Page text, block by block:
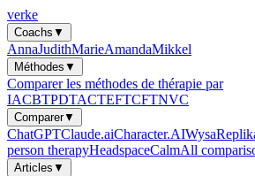
verke
Coachs ▼
AnnaJudithMarieAmandaMikkel
Méthodes ▼
Comparer les méthodes de thérapie par
IACBTPDTACTEFTCFTNVC
Comparer▼
ChatGPTClaude.aiCharacter.AIWysa
person therapyHeadspaceCalmAll
Articles ▼